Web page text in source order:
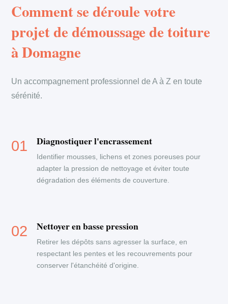
Comment se déroule votre
projet de démoussage de toiture
à Domagne
Un accompagnement professionnel de A à Z en toute
sérénité.
Diagnostiquer l'encrassement
Identifier mousses, lichens et zones poreuses pour
adapter la pression de nettoyage et éviter toute
dégradation des éléments de couverture.
Nettoyer en basse pression
Retirer les dépôts sans agresser la surface, en
respectant les pentes et les recouvrements pour
conserver l'étanchéité d'origine.